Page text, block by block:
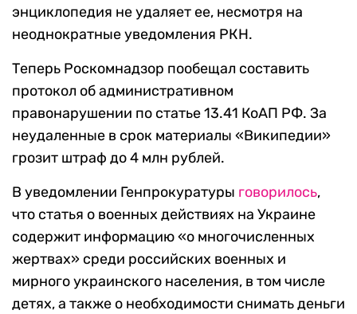
энциклопедия не удаляет ее, несмотря на
неоднократные уведомления РКН.
Теперь Роскомнадзор пообещал составить
протокол об административном
правонарушении по статье 13.41 КоАП РФ. За
неудаленные в срок материалы «Википедии»
грозит штраф до 4 млн рублей.
В уведомлении Генпрокуратуры говорилось,
что статья о военных действиях на Украине
содержит информацию «о многочисленных
жертвах» среди российских военных и
мирного украинского населения, в том числе
детях, а также о необходимости снимать деньги